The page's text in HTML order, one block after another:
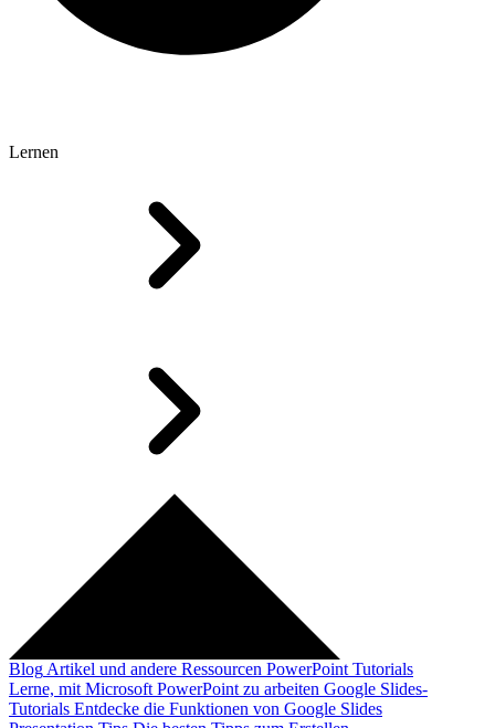
Lernen
Blog Artikel und andere Ressourcen PowerPoint Tutorials
Lerne, mit Microsoft PowerPoint zu arbeiten Google Slides-
Tutorials Entdecke die Funktionen von Google Slides